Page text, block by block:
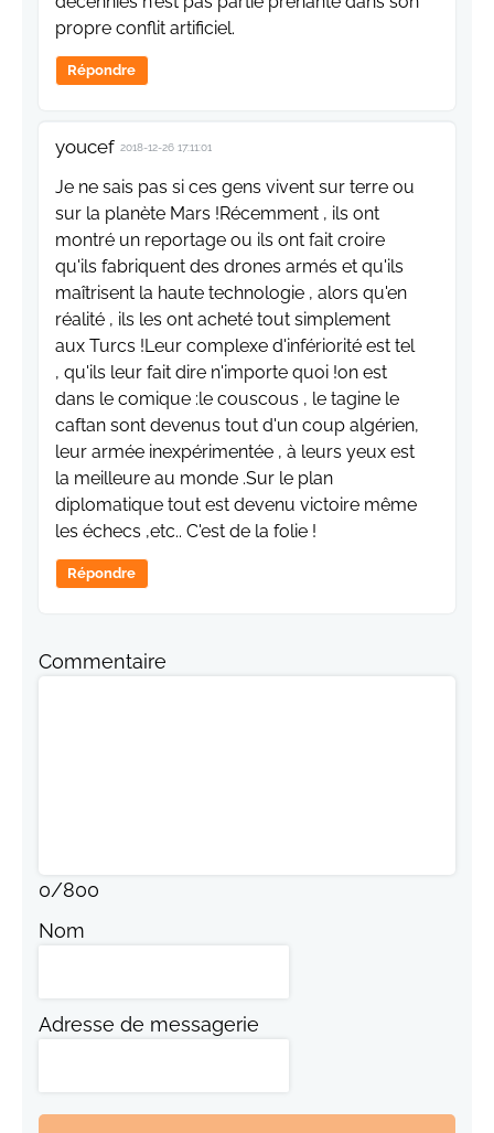
propre conflit artificiel.
Répondre
youcef 2018-12-26 17:11:01
Je ne sais pas si ces gens vivent sur terre ou
sur la planète Mars !Récemment , ils ont
montré un reportage ou ils ont fait croire
qu'ils fabriquent des drones armés et qu'ils
maîtrisent la haute technologie , alors qu'en
réalité , ils les ont acheté tout simplement
aux Turcs !Leur complexe d'infériorité est tel
, qu'ils leur fait dire n'importe quoi !on est
dans le comique :le couscous , le tagine le
caftan sont devenus tout d'un coup algérien,
leur armée inexpérimentée , à leurs yeux est
la meilleure au monde .Sur le plan
diplomatique tout est devenu victoire même
les échecs ,etc.. C'est de la folie !
Répondre
Commentaire
0/800
Nom
Adresse de messagerie